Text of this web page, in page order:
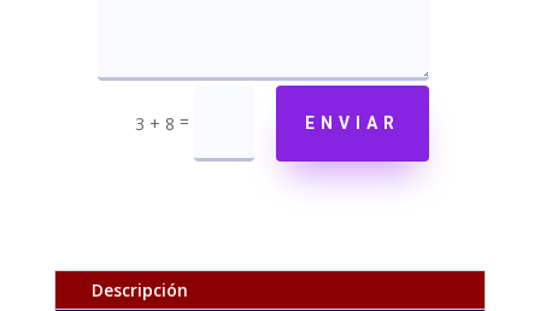
3 + 8 = ENVIAR
Descripción